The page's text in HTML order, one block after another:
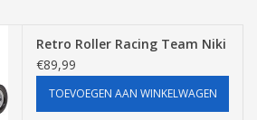
Retro Roller Racing Team Niki
€89,99
TOEVOEGEN AAN WINKELWAGEN